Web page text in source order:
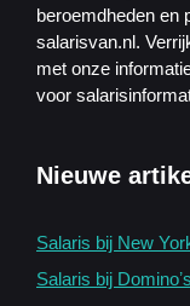
beroemdheden en
salarisvan.nl.
met onze
voor
Nieuwe
Salaris bij New
Salaris bij Dominoʼs